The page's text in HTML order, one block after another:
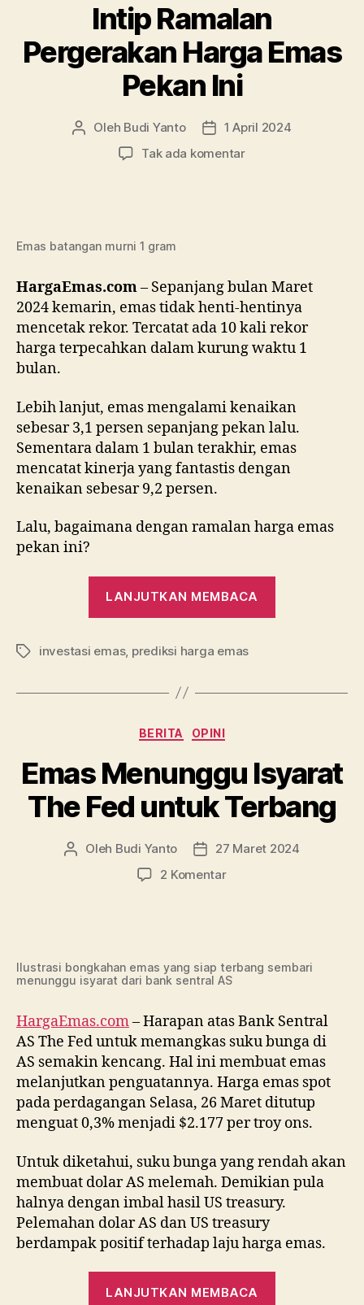
Intip Ramalan
Pergerakan Harga Emas
Pekan Ini
Penulis
Oleh Budi Yanto
Tanggal
artikel
1 April 2024
Tak ada komentarpada
Ini
Emas batangan murni 1 gram
HargaEmas.com– Sepanjang bulan Maret
2024 kemarin, emas tidak henti-hentinya
mencetak rekor. Tercatat ada 10 kali rekor
harga terpecahkan dalam kurung waktu 1
bulan.
Lebih lanjut, emas mengalami kenaikan
sebesar 3,1 persen sepanjang pekan lalu.
Sementara dalam 1 bulan terakhir, emas
mencatat kinerja yang fantastis dengan
kenaikan sebesar 9,2 persen.
Lalu, bagaimana dengan ramalan harga emas
pekan ini?
LANJUTKAN MEMBACA
Pekan
Tag investasi emas, prediksi harga emas
Kategori
BERITA OPINI
Emas Menunggu Isyarat
The Fed untuk Terbang
Penulis
Oleh Budi Yanto
Tanggal
artikel
27 Maret 2024
2 Komentarpada
Fed
untuk
Ilustrasi bongkahan emas yang siap terbang sembari
menunggu isyarat dari bank sentral AS
HargaEmas.com– Harapan atas Bank Sentral
AS The Fed untuk memangkas suku bunga di
AS semakin kencang. Hal ini membuat emas
melanjutkan penguatannya. Harga emas spot
pada perdagangan Selasa, 26 Maret ditutup
menguat 0,3% menjadi $2.177 per troy ons.
Untuk diketahui, suku bunga yang rendah akan
membuat dolar AS melemah. Demikian pula
halnya dengan imbal hasil US treasury.
Pelemahan dolar AS dan US treasury
berdampak positif terhadap laju harga emas.
LANJUTKAN MEMBACA